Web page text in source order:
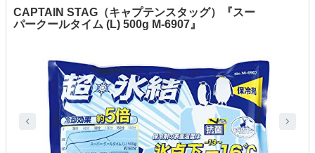
CAPTAIN STAG（キャプテンスタッグ）『スー
パークールタイム (L) 500g M-6907』